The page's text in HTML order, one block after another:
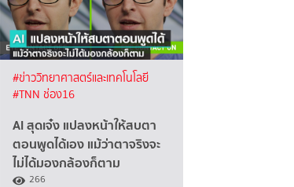
#ข่าววิทยาศาสตร์และเทคโนโลยี
#TNN ช่อง16
AI สุดเจ๋ง แปลงหน้าให้สบตา
ตอนพูดได้เอง แม้ว่าตาจริงจะ
ไม่ได้มองกล้องก็ตาม
266